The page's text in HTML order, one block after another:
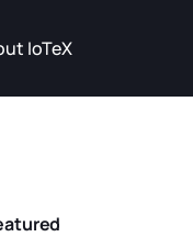
IoTeX